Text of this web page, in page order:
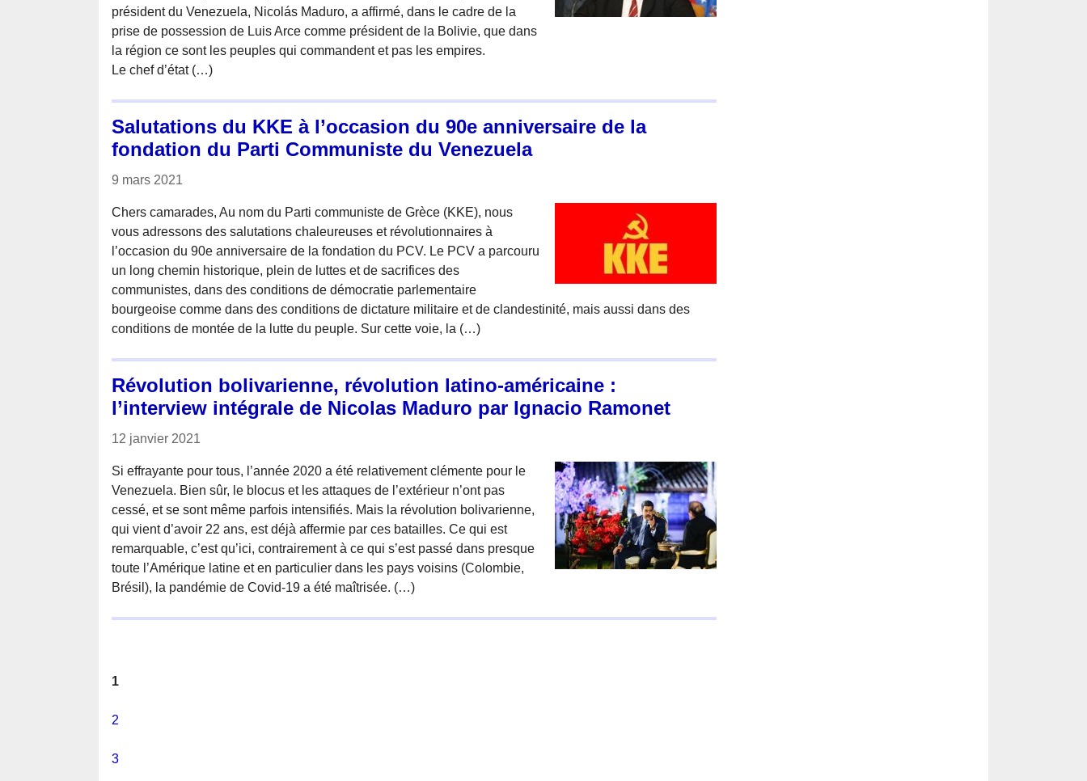
président du Venezuela, Nicolás Maduro, a affirmé, dans le cadre de la
prise de possession de Luis Arce comme président de la Bolivie, que dans
la région ce sont les peuples qui commandent et pas les empires.
Le chef d’état (…)
Salutations du KKE à l’occasion du 90e anniversaire de la
fondation du Parti Communiste du Venezuela
9 mars 2021
Chers camarades, Au nom du Parti communiste de Grèce (KKE), nous
vous adressons des salutations chaleureuses et révolutionnaires à
l’occasion du 90e anniversaire de la fondation du PCV. Le PCV a parcouru
un long chemin historique, plein de luttes et de sacrifices des
communistes, dans des conditions de démocratie parlementaire
bourgeoise comme dans des conditions de dictature militaire et de clandestinité, mais aussi dans des
conditions de montée de la lutte du peuple. Sur cette voie, la (…)
Révolution bolivarienne, révolution latino-américaine :
l’interview intégrale de Nicolas Maduro par Ignacio Ramonet
12 janvier 2021
Si effrayante pour tous, l’année 2020 a été relativement clémente pour le
Venezuela. Bien sûr, le blocus et les attaques de l’extérieur n’ont pas
cessé, et se sont même parfois intensifiés. Mais la révolution bolivarienne,
qui vient d’avoir 22 ans, est déjà affermie par ces batailles. Ce qui est
remarquable, c’est qu’ici, contrairement à ce qui s’est passé dans presque
toute l’Amérique latine et en particulier dans les pays voisins (Colombie,
Brésil), la pandémie de Covid-19 a été maîtrisée. (…)
1
2
3